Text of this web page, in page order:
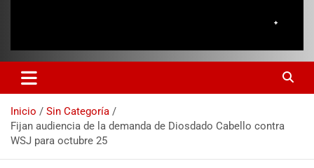
Inicio
Sin Categoría
Fijan audiencia de la demanda de Diosdado Cabello contra
WSJ para octubre 25